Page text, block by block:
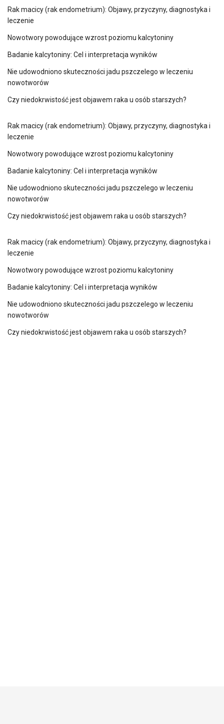
Rak macicy (rak endometrium): Objawy, przyczyny, diagnostyka i
leczenie
Nowotwory powodujące wzrost poziomu kalcytoniny
Badanie kalcytoniny: Cel i interpretacja wyników
Nie udowodniono skuteczności jadu pszczelego w leczeniu
nowotworów
Czy niedokrwistość jest objawem raka u osób starszych?
Rak macicy (rak endometrium): Objawy, przyczyny, diagnostyka i
leczenie
Nowotwory powodujące wzrost poziomu kalcytoniny
Badanie kalcytoniny: Cel i interpretacja wyników
Nie udowodniono skuteczności jadu pszczelego w leczeniu
nowotworów
Czy niedokrwistość jest objawem raka u osób starszych?
Rak macicy (rak endometrium): Objawy, przyczyny, diagnostyka i
leczenie
Nowotwory powodujące wzrost poziomu kalcytoniny
Badanie kalcytoniny: Cel i interpretacja wyników
Nie udowodniono skuteczności jadu pszczelego w leczeniu
nowotworów
Czy niedokrwistość jest objawem raka u osób starszych?